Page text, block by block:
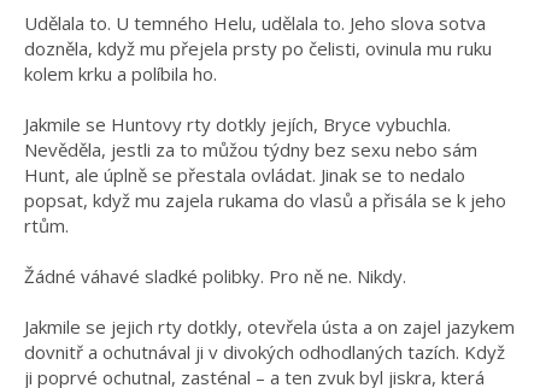
Udělala to. U temného Helu, udělala to. Jeho slova sotva
dozněla, když mu přejela prsty po čelisti, ovinula mu ruku
kolem krku a políbila ho.
Jakmile se Huntovy rty dotkly jejích, Bryce vybuchla.
Nevěděla, jestli za to můžou týdny bez sexu nebo sám
Hunt, ale úplně se přestala ovládat. Jinak se to nedalo
popsat, když mu zajela rukama do vlasů a přisála se k jeho
rtům.
Žádné váhavé sladké polibky. Pro ně ne. Nikdy.
Jakmile se jejich rty dotkly, otevřela ústa a on zajel jazykem
dovnitř a ochutnával ji v divokých odhodlaných tazích. Když
ji poprvé ochutnal, zasténal – a ten zvuk byl jiskra, která